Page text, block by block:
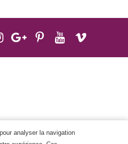
analyser la navigation